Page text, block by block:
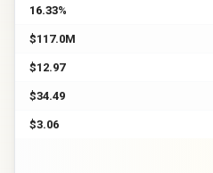
16.33%
$117.0M
$12.97
$34.49
$3.06